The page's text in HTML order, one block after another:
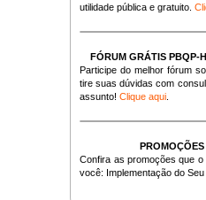
utilidade pública e gratuito.
FÓRUM GRÁTIS PBQP-
Participe do melhor fórum
tire suas dúvidas com
assunto!Clique aqui
PROMOÇÕES
Confira as promoções que o
você: Implementação do